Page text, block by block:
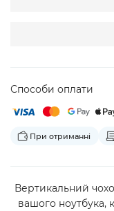
Способи оплати
При отриманні
Вертикальний
вашого ноутбука,